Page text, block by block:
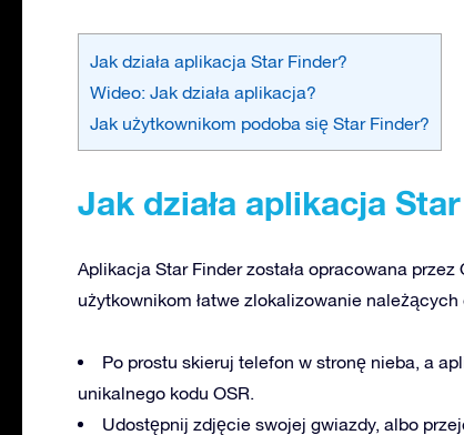
Jak działa aplikacja Star Finder?
Wideo: Jak działa aplikacja?
Jak użytkownikom podoba się Star Finder?
Jak działa aplikacja
Aplikacja Star Finder została opracowana
użytkownikom łatwe zlokalizowanie
Po prostu skieruj telefon w stronę nieba, a
unikalnego kodu OSR.
Udostępnij zdjęcie swojej gwiazdy, albo